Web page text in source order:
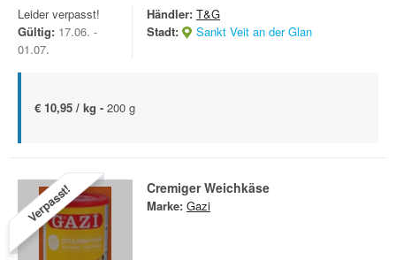
Leider verpasst!
Gültig: 17.06. -
01.07.
Händler: T&G
Stadt:
Sankt Veit an der Glan
€ 10,95 / kg - 200 g
Verpasst! Cremiger Weichkäse
Marke: Gazi